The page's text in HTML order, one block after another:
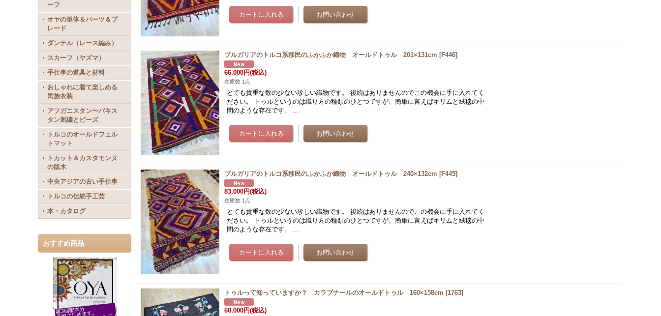
ーフ
オヤの単体＆パーツ＆ブ
レード
ダンテル（レース編み）
スカーフ（ヤズマ）
手仕事の道具と材料
おしゃれに着て楽しめる
民族衣装
アフガニスタン〜パキス
タン刺繍とビーズ
トルコのオールドフェル
トマット
トカット＆カスタモンヌ
の版木
中央アジアの古い手仕事
トルコの伝統手工芸
本・カタログ
おすすめ商品
ブルガリアのトルコ系移民のふかふか織物 オールドトゥル 201×131cm [F446]
66,000円(税込)
在庫数 1点
とても貴重な数の少ない珍しい織物です。 後続はありませんのでこの機会に手に入れてく
ださい。 トゥルというのは織り方の種類のひとつですが、簡単に言えばキリムと絨毯の中
間のような存在です。 …
ブルガリアのトルコ系移民のふかふか織物 オールドトゥル 240×132cm [F445]
83,000円(税込)
在庫数 1点
とても貴重な数の少ない珍しい織物です。 後続はありませんのでこの機会に手に入れてく
ださい。 トゥルというのは織り方の種類のひとつですが、簡単に言えばキリムと絨毯の中
間のような存在です。 …
トゥルって知っていますか？ カラプナールのオールドトゥル 160×158cm [1763]
60,000円(税込)